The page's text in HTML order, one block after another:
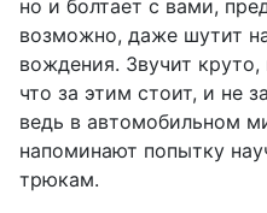
но и болтает с вами,
возможно, даже шутит
вождения. Звучит
что за этим стоит, и не
ведь в автомобильном
напоминают попытку
трюкам.